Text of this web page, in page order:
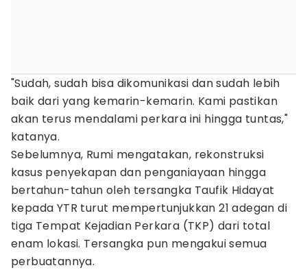
"Sudah, sudah bisa dikomunikasi dan sudah lebih
baik dari yang kemarin-kemarin. Kami pastikan
akan terus mendalami perkara ini hingga tuntas,"
katanya.
Sebelumnya, Rumi mengatakan, rekonstruksi
kasus penyekapan dan penganiayaan hingga
bertahun-tahun oleh tersangka Taufik Hidayat
kepada YTR turut mempertunjukkan 21 adegan di
tiga Tempat Kejadian Perkara (TKP) dari total
enam lokasi. Tersangka pun mengakui semua
perbuatannya.